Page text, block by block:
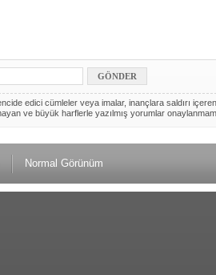
edici cümleler veya imalar, inançlara saldırı
ve büyük harflerle yazılmış yorumlar
Normal Görünüm